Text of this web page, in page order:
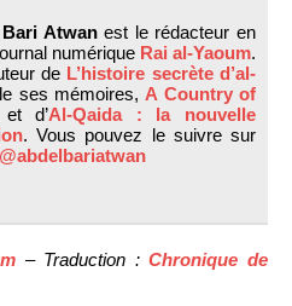
Atwanest le rédacteur en
numérique Rai al-Yaoum.
de L’histoire secrète d’al-
ses mémoires, A Country of
d’Al-Qaida : la nouvelle
. Vous pouvez le suivre sur
@abdelbariatwan
– Traduction :Chronique de